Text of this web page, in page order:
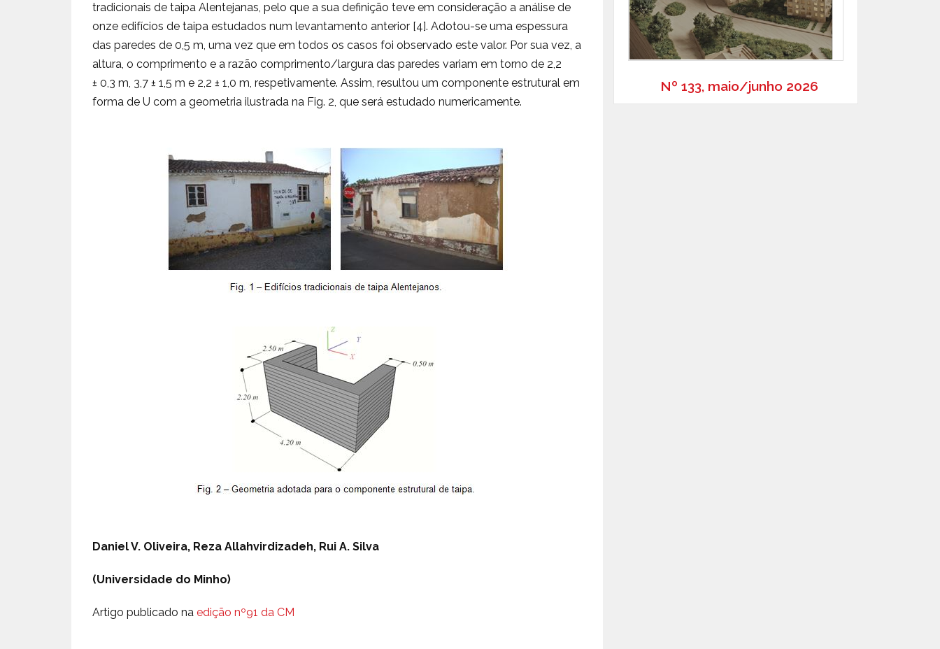
tradicionais de taipa Alentejanas, pelo que a sua definição teve em consideração a análise de
onze edifícios de taipa estudados num levantamento anterior [4]. Adotou-se uma espessura
das paredes de 0,5 m, uma vez que em todos os casos foi observado este valor. Por sua vez, a
altura, o comprimento e a razão comprimento/largura das paredes variam em torno de 2,2
± 0,3 m, 3,7 ± 1,5 m e 2,2 ± 1,0 m, respetivamente. Assim, resultou um componente estrutural em
forma de U com a geometria ilustrada na Fig. 2, que será estudado numericamente.
Daniel V. Oliveira, Reza Allahvirdizadeh, Rui A. Silva
(Universidade do Minho)
Artigo publicado na edição nº91 da CM
Nº 133, maio/junho 2026